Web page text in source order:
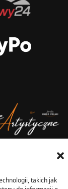
takich jak
Polski -